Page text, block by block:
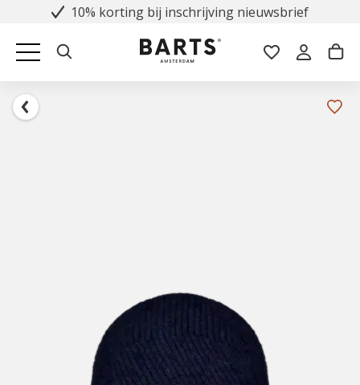
10% korting bij inschrijving nieuwsbrief